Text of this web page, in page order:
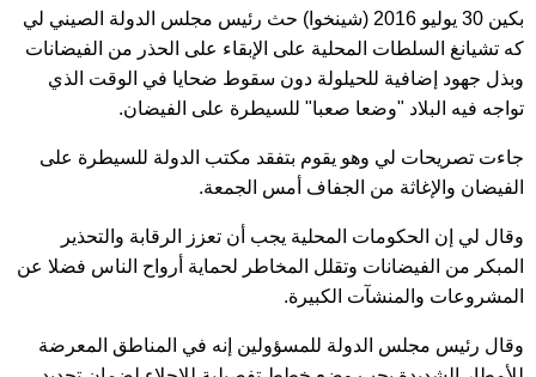
بكين 30 يوليو 2016 (شينخوا) حث رئيس مجلس الدولة الصيني لي
كه تشيانغ السلطات المحلية على الإبقاء على الحذر من الفيضانات
وبذل جهود إضافية للحيلولة دون سقوط ضحايا في الوقت الذي
تواجه فيه البلاد "وضعا صعبا" للسيطرة على الفيضان.
جاءت تصريحات لي وهو يقوم بتفقد مكتب الدولة للسيطرة على
الفيضان والإغاثة من الجفاف أمس الجمعة.
وقال لي إن الحكومات المحلية يجب أن تعزز الرقابة والتحذير
المبكر من الفيضانات وتقلل المخاطر لحماية أرواح الناس فضلا عن
المشروعات والمنشآت الكبيرة.
وقال رئيس مجلس الدولة للمسؤولين إنه في المناطق المعرضة